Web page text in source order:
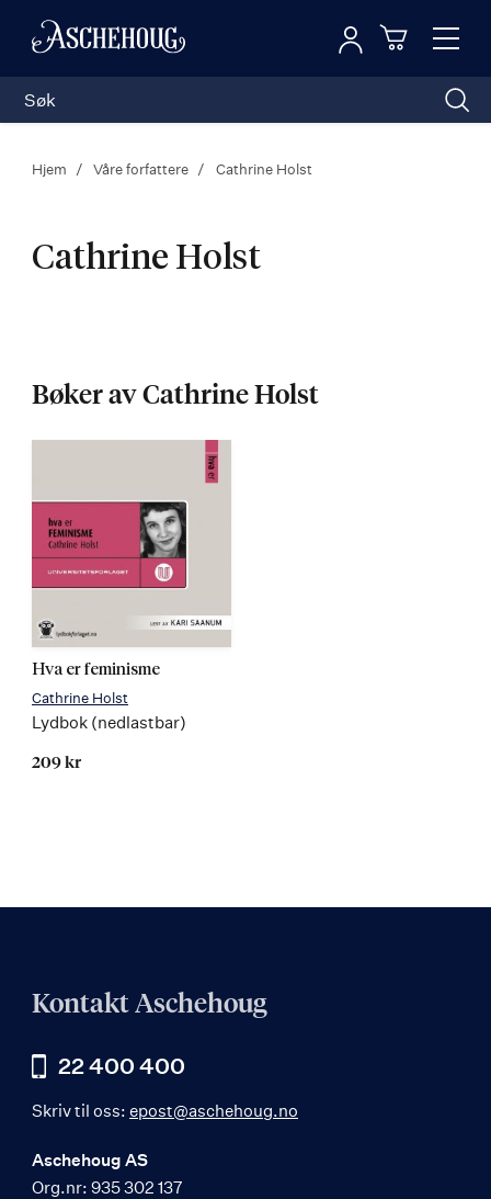
Toggle
Logg inn
Hjem Våre forfattere Cathrine Holst
Cathrine Holst
Bøker av Cathrine Holst
Hva er feminisme
Cathrine Holst
Lydbok (nedlastbar)
209 kr
Kontakt Aschehoug
22 400 400
Skriv til oss: epost@aschehoug.no
Aschehoug AS
Org.nr: 935 302 137